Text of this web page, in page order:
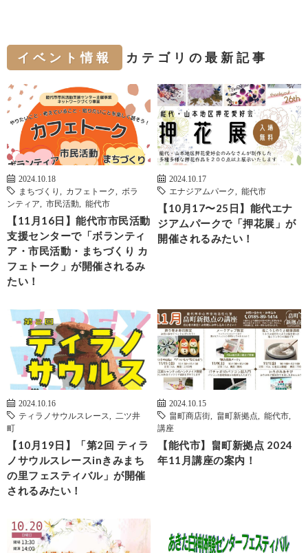
イベント情報 カテゴリの最新記事
2024.10.18
まちづくり
カフェトーク
ボラ
ンティア
市民活動 能代市
【11月16日】能代市市民活動
支援センターで「ボランティ
ア・市民活動・まちづくり カ
フェトーク」が開催されるみ
たい！
2024.10.17
エナジアムパーク
能代市
【10月17〜25日】能代エナ
ジアムパークで「押花展」が
開催されるみたい！
2024.10.16
ティラノサウルスレース
二ツ井
町
【10月19日】「第2回 ティラ
ノサウルスレースinきみまち
の里フェスティバル」が開催
されるみたい！
2024.10.15
畠町商店街
畠町新拠点 能代市
講座
【能代市】畠町新拠点 2024
年11月講座の案内！